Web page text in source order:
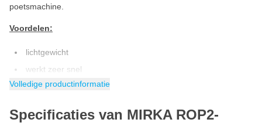
poetsmachine.
Voordelen:
lichtgewicht
werkt zeer snel
zeer stil in gebruik
deschuurmachineheeft een perfecte ergonomie
Volledige productinformatie
Specificaties van MIRKA ROP2-